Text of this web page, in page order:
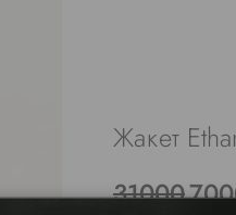
Жакет
31000